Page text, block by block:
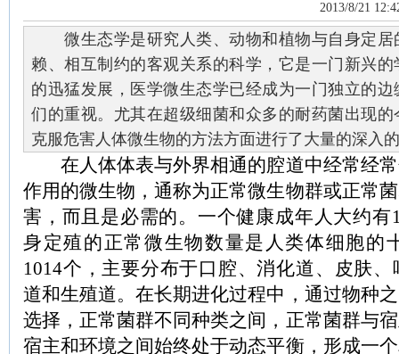
2013/8/21
微生态学是研究人类、动物和植物与自身定居
赖、相互制约的客观关系的科学，它是一门新兴
的迅猛发展，医学微生态学已经成为一门独立的
们的重视。尤其在超级细菌和众多的耐药菌出现
克服危害人体微生物的方法方面进行了大量的深入
在人体体表与外界相通的腔道中经常经常
作用的微生物，通称为正常微生物群或正常
害，而且是必需的。一个健康成年人大约有
身定殖的正常微生物数量是人类体细胞的
1014个，主要分布于口腔、消化道、皮肤
道和生殖道。在长期进化过程中，通过物种
选择，正常菌群不同种类之间，正常菌群与
宿主和环境之间始终处于动态平衡，形成一